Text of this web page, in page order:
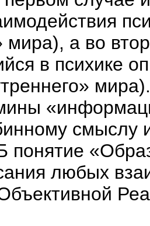
мира), а во
в психике
любых